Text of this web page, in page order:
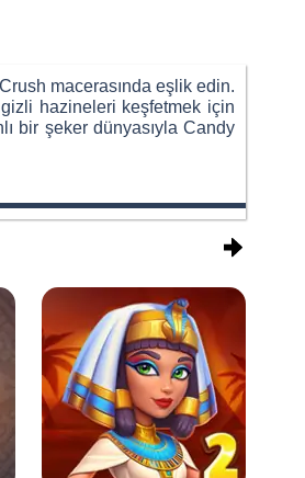
macerasında eşlik edin.
hazineleri keşfetmek için
bir şeker dünyasıyla Candy